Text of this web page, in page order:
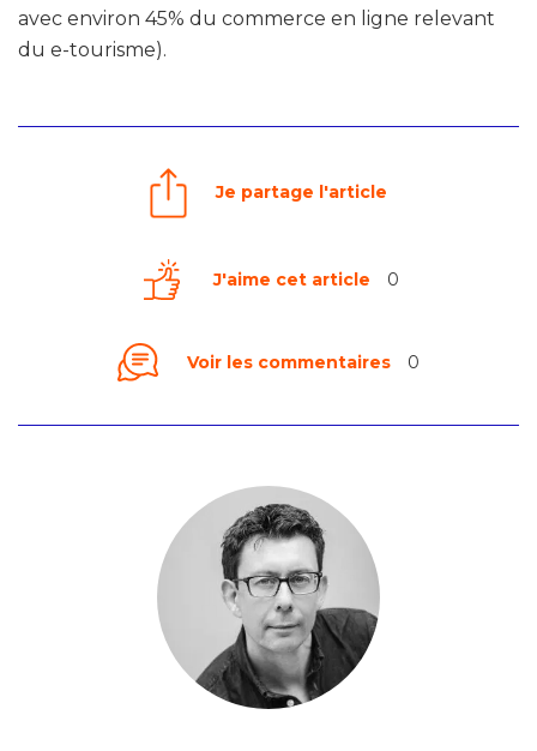
avec environ 45% du commerce en ligne relevant
du e-tourisme).
Je partage l'article
J'aime cet article 0
Voir les commentaires 0